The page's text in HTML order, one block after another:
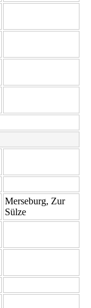
Merseburg, Zur
Sülze